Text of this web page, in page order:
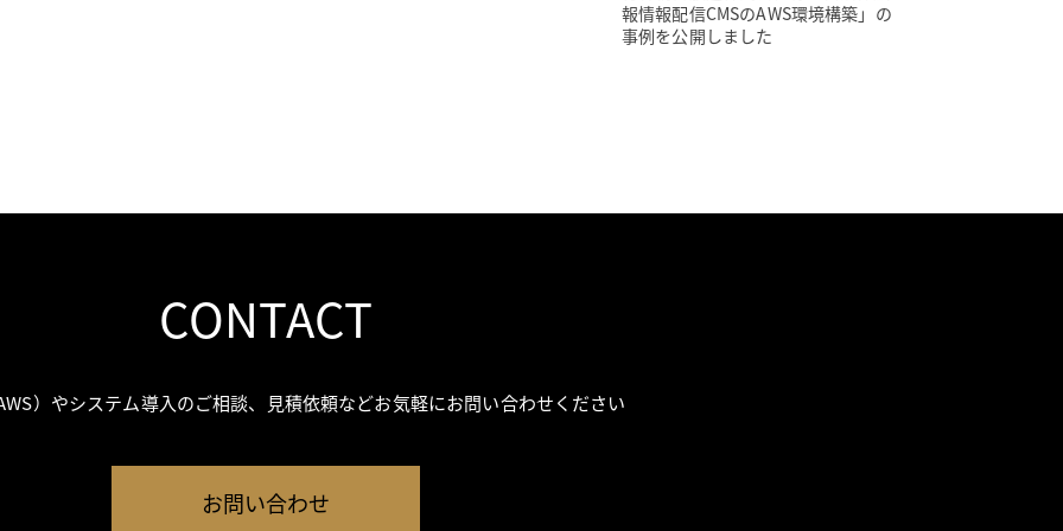
報情報配信CMSのAWS環境構築」の
事例を公開しました
CONTACT
）やシステム導入のご相談、見積依頼などお気軽にお問い合わせください
お問い合わせ